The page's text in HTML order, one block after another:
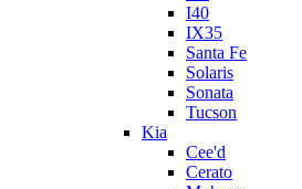
I40
IX35
Santa Fe
Solaris
Sonata
Tucson
Kia
Cee'd
Cerato